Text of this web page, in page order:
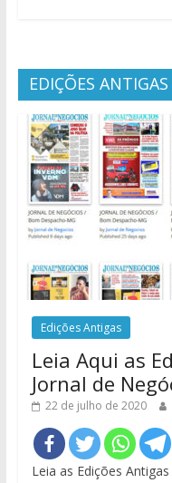
EDIÇÕES ANTIGAS
Edições Antigas
Leia Aqui as
Jornal de
22 de julho de 2020
Leia as Edições